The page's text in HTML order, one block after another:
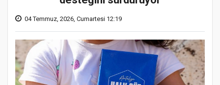
04 Temmuz, 2026, Cumartesi 12:19